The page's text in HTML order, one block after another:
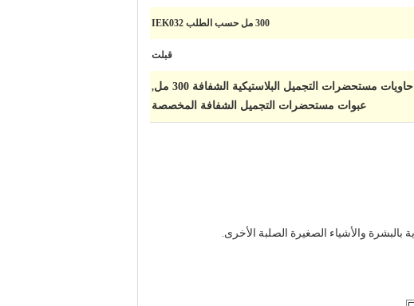
300 مل حسب الطلب IEK032
قبلت
حاويات مستحضرات التجميل البلاستيكية الشفافة 300 مل ,
عبوات مستحضرات التجميل الشفافة المخصصة